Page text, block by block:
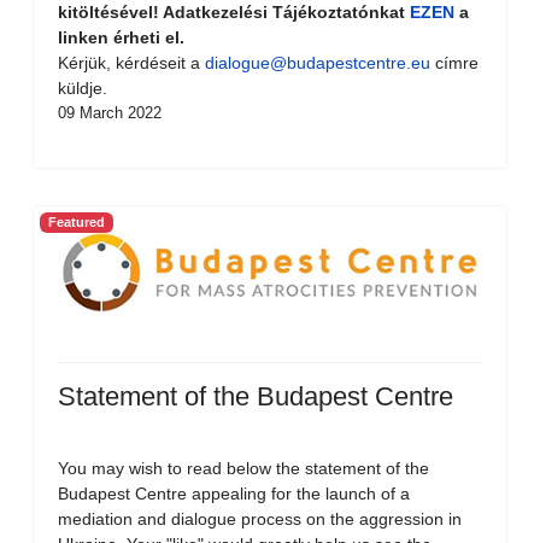
kitöltésével! Adatkezelési Tájékoztatónkat EZEN a
linken érheti el.
Kérjük, kérdéseit a dialogue@budapestcentre.eu címre
küldje.
09 March 2022
Featured
Statement of the Budapest Centre
You may wish to read below the statement of the
Budapest Centre appealing for the launch of a
mediation and dialogue process on the aggression in